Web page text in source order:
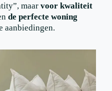
maar voor kwaliteit
de perfecte woning
aanbiedingen.